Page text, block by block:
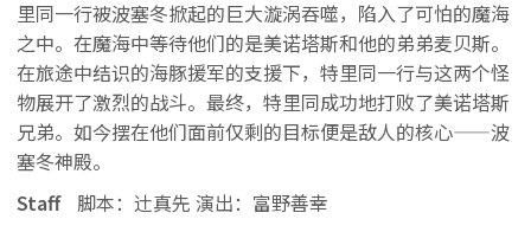
里同一行被波塞冬掀起的巨大漩涡吞噬，陷入了可怕的魔海
之中。在魔海中等待他们的是美诺塔斯和他的弟弟麦贝斯。
在旅途中结识的海豚援军的支援下，特里同一行与这两个怪
物展开了激烈的战斗。最终，特里同成功地打败了美诺塔斯
兄弟。如今摆在他们面前仅剩的目标便是敌人的核心——波
塞冬神殿。
Staff
脚本：辻真先 演出：富野善幸